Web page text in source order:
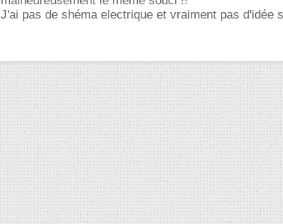
J'ai pas de shéma electrique et vraiment pas d'idée